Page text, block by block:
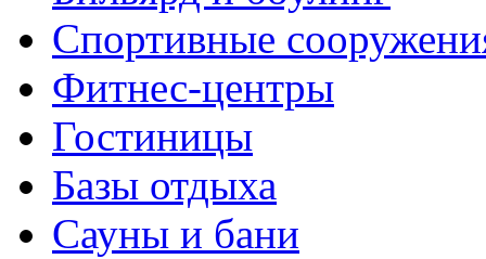
Спортивные
Фитнес-центры
Гостиницы
Базы отдыха
Сауны и бани